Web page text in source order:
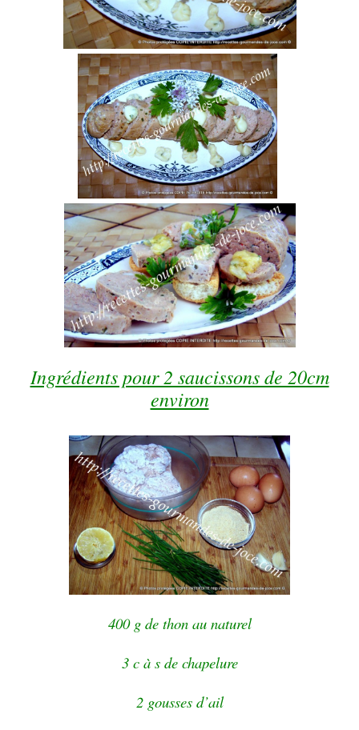
Ingrédients pour 2 saucissons de 20cm
environ
400 g de thon au naturel
3 c à s de chapelure
2 gousses d’ail